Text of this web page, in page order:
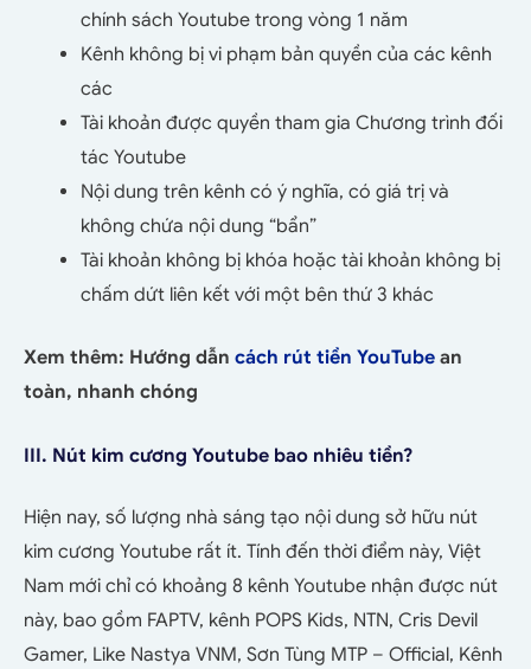
chính sách Youtube trong vòng 1 năm
Kênh không bị vi phạm bản quyền của các kênh
các
Tài khoản được quyền tham gia Chương trình đối
tác Youtube
Nội dung trên kênh có ý nghĩa, có giá trị và
không chứa nội dung “bẩn”
Tài khoản không bị khóa hoặc tài khoản không bị
chấm dứt liên kết với một bên thứ 3 khác
Xem thêm: Hướng dẫn cách rút tiền YouTube an
toàn, nhanh chóng
III. Nút kim cương Youtube bao nhiêu tiền?
Hiện nay, số lượng nhà sáng tạo nội dung sở hữu nút
kim cương Youtube rất ít. Tính đến thời điểm này, Việt
Nam mới chỉ có khoảng 8 kênh Youtube nhận được nút
này, bao gồm FAPTV, kênh POPS Kids, NTN, Cris Devil
Gamer, Like Nastya VNM, Sơn Tùng MTP – Official, Kênh